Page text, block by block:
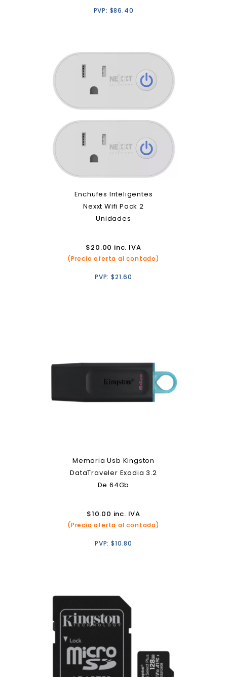
PVP: $86.40
Enchufes Inteligentes
Nexxt Wifi Pack 2
Unidades
$20.00 inc. IVA
(Precio oferta al contado)
PVP:$21.60
Memoria Usb Kingston
DataTraveler Exodia 3.2
De 64Gb
$10.00 inc. IVA
(Precio oferta al contado)
PVP:$10.80